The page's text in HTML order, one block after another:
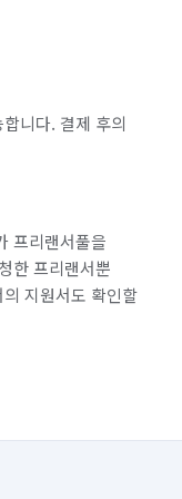
니다. 결제 후의
프리랜서풀을
한 프리랜서뿐
지원서도 확인할